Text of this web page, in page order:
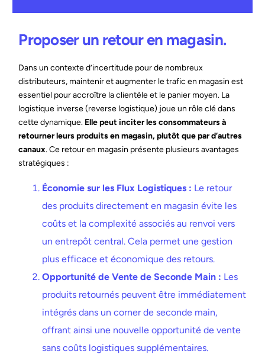
Proposer un retour en magasin.
Dans un contexte d’incertitude pour de nombreux
distributeurs, maintenir et augmenter le trafic en magasin est
essentiel pour accroître la clientèle et le panier moyen. La
logistique inverse (reverse logistique) joue un rôle clé dans
cette dynamique. Elle peut inciter les consommateurs à
retourner leurs produits en magasin, plutôt que par d’autres
canaux. Ce retour en magasin présente plusieurs avantages
stratégiques :
Économie sur les Flux Logistiques : Le retour
des produits directement en magasin évite les
coûts et la complexité associés au renvoi vers
un entrepôt central. Cela permet une gestion
plus efficace et économique des retours.
Opportunité de Vente de Seconde Main : Les
produits retournés peuvent être immédiatement
intégrés dans un corner de seconde main,
offrant ainsi une nouvelle opportunité de vente
sans coûts logistiques supplémentaires.